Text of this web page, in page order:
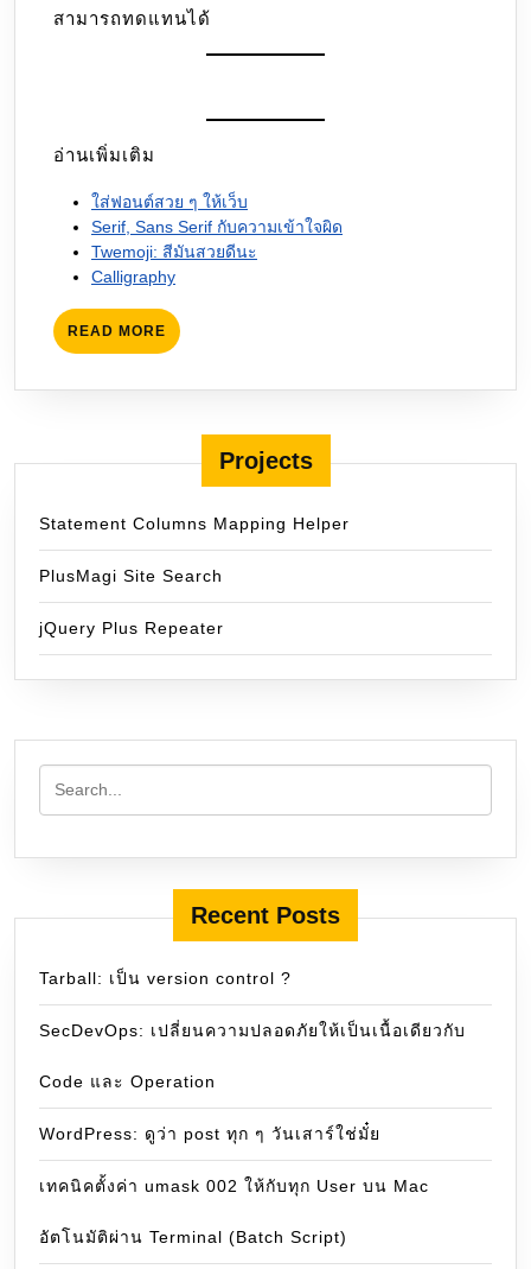
สามารถทดแทนได้
อ่านเพิ่มเติม
ใส่ฟอนต์สวย ๆ ให้เว็บ
Serif, Sans Serif กับความเข้าใจผิด
Twemoji: สีมันสวยดีนะ
Calligraphy
READ MORE READ
MORE
Projects
Statement Columns Mapping Helper
PlusMagi Site Search
jQuery Plus Repeater
Recent Posts
Tarball: เป็น version control ?
SecDevOps: เปลี่ยนความปลอดภัยให้เป็นเนื้อเดียวกับ
Code และ Operation
WordPress: ดูว่า post ทุก ๆ วันเสาร์ใช่มั๋ย
เทคนิคตั้งค่า umask 002 ให้กับทุก User บน Mac
อัตโนมัติผ่าน Terminal (Batch Script)